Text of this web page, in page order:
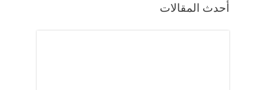
أحدث المقالات